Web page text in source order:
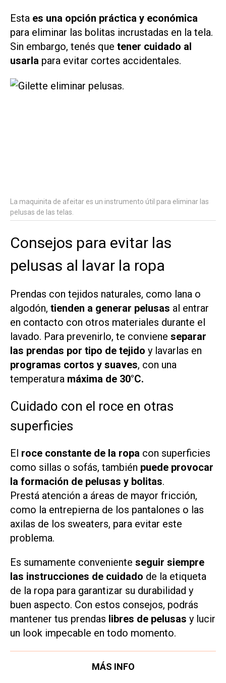
Esta es una opción práctica y económica
para eliminar las bolitas incrustadas en la tela.
Sin embargo, tenés que tener cuidado al
usarla para evitar cortes accidentales.
La maquinita de afeitar es un instrumento útil para eliminar las
pelusas de las telas.
Consejos para evitar las
pelusas al lavar la ropa
Prendas con tejidos naturales, como lana o
algodón, tienden a generar pelusas al entrar
en contacto con otros materiales durante el
lavado. Para prevenirlo, te conviene separar
las prendas por tipo de tejido y lavarlas en
programas cortos y suaves, con una
temperatura máxima de 30°C.
Cuidado con el roce en otras
superficies
El roce constante de la ropa con superficies
como sillas o sofás, también puede provocar
la formación de pelusas y bolitas.
Prestá atención a áreas de mayor fricción,
como la entrepierna de los pantalones o las
axilas de los sweaters, para evitar este
problema.
Es sumamente conveniente seguir siempre
las instrucciones de cuidado de la etiqueta
de la ropa para garantizar su durabilidad y
buen aspecto. Con estos consejos, podrás
mantener tus prendas libres de pelusas y lucir
un look impecable en todo momento.
MÁS INFO